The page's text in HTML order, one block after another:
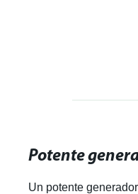
Un potente